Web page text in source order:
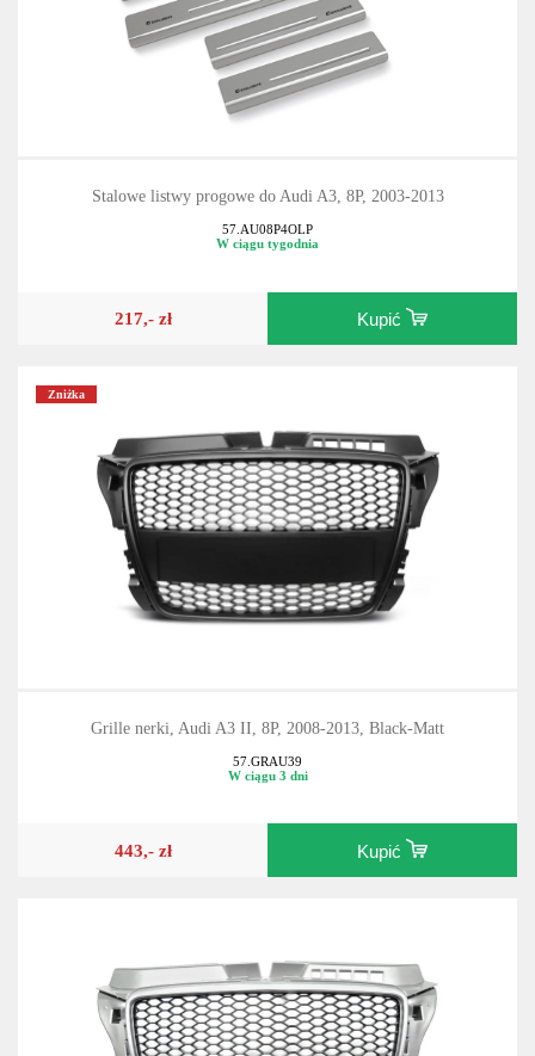
Stalowe listwy progowe do Audi A3, 8P, 2003-2013
57.AU08P4OLP
W ciągu tygodnia
217,- zł Kupić
Zniżka
Grille nerki, Audi A3 II, 8P, 2008-2013, Black-Matt
57.GRAU39
W ciągu 3 dni
443,- zł Kupić